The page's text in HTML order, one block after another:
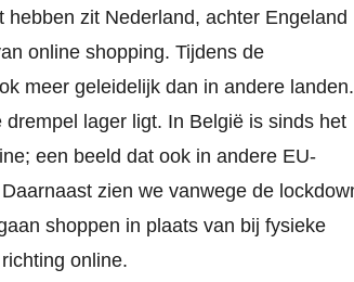
zit Nederland, achter Engeland
online shopping. Tijdens de
meer geleidelijk dan in andere landen.
lager ligt. In België is sinds het
een beeld dat ook in andere EU-
zien we vanwege de
shoppen in plaats van bij fysieke
online.